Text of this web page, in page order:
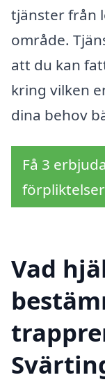
tjänster från
område.
att du kan
kring vilken
dina behov
Få 3
förpliktelser
Vad